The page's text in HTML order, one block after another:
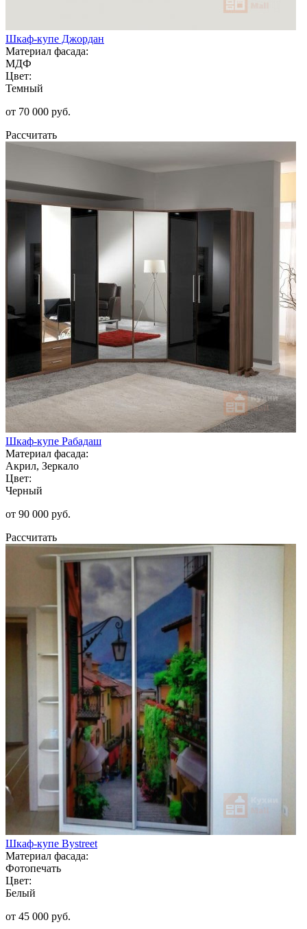
Шкаф-купе Джордан
Материал фасада:
МДФ
Цвет:
Темный
от 70 000 руб.
Рассчитать
Шкаф-купе Рабадаш
Материал фасада:
Акрил, Зеркало
Цвет:
Черный
от 90 000 руб.
Рассчитать
Шкаф-купе Bystreet
Материал фасада:
Фотопечать
Цвет:
Белый
от 45 000 руб.